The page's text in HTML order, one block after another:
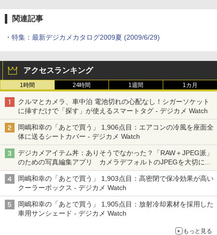
関連記事
・ 特集：最新デジカメカタログ2009夏 (2009/6/29)
アクセスランキング
1時間 24時間 1週間 1カ月
クルマとカメラ、車中泊 電池切れの心配なし！シガーソケット
に挿すだけで「探す」が使えるスマートタグ - デジカメ Watch
岡嶋和幸の「あとで買う」 1,906点目：エアコンの冷風を座面全
体に送るシートカバー - デジカメ Watch
デジカメアイテム丼：ありそうでなかった？「RAW＋JPEG派」
のための写真編集アプリ カメラデフォルトのJPEGを大切にす
る「Filmator」
岡嶋和幸の「あとで買う」 1,903点目：高密閉で保冷効果が高い
クーラーボックス - デジカメ Watch
岡嶋和幸の「あとで買う」 1,905点目：放射冷却素材を採用した
車用サンシェード - デジカメ Watch
もっと見る